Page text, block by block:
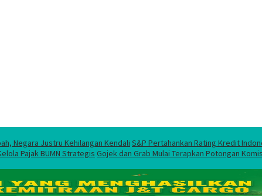
Negara Justru Kehilangan Kendali S&P Pertahankan Rating Kredit
Pajak BUMN Strategis Gojek dan Grab Mulai Terapkan Potongan